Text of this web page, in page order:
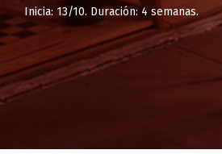
Inicia: 13/10. Duración: 4 semanas.